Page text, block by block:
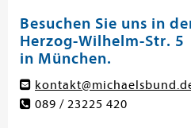
Besuchen Sie uns in
Herzog-Wilhelm-Str. 5
in München.
089 / 23225 420